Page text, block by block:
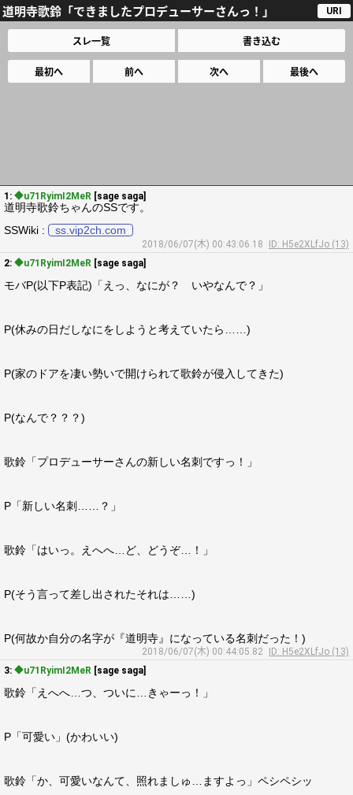
道明寺歌鈴「できましたプロデューサーさんっ！」 URI
スレ一覧 書き込む
最初へ 前へ 次へ 最後へ
1: ◆u71RyimI2MeR [sage saga]
道明寺歌鈴ちゃんのSSです。
SSWiki :
ss.vip2ch.com
2018/06/07(木) 00:43:06.18
ID: H5e2XLfJo (13)
2: ◆u71RyimI2MeR [sage saga]
モバP(以下P表記)「えっ、なにが？ いやなんで？」
P(休みの日だしなにをしようと考えていたら……)
P(家のドアを凄い勢いで開けられて歌鈴が侵入してきた)
P(なんで？？？)
歌鈴「プロデューサーさんの新しい名刺ですっ！」
P「新しい名刺……？」
歌鈴「はいっ。えへへ…ど、どうぞ…！」
P(そう言って差し出されたそれは……)
P(何故か自分の名字が『道明寺』になっている名刺だった！)
2018/06/07(木) 00:44:05.82
ID: H5e2XLfJo (13)
3: ◆u71RyimI2MeR [sage saga]
歌鈴「えへへ…つ、ついに…きゃーっ！」
P「可愛い」(かわいい)
歌鈴「か、可愛いなんて、照れましゅ…ますよっ」ペシペシッ